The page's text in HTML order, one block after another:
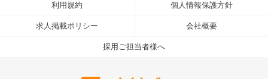
利用規約 個人情報保護方針
求人掲載ポリシー 会社概要
採用ご担当者様へ